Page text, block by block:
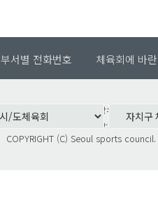
부서별 전화번호 체육회에 바
서울특별시 중랑구 망우로 182(서
대표전화. 02-490-2700 팩스.
COPYRIGHT (C) Seoul sports